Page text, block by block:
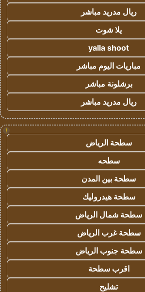
ريال مدريد مباشر
يلا شوت
yalla shoot
مباريات اليوم مباشر
برشلونة مباشر
ريال مدريد مباشر
!
سطحة الرياض
سطحه
سطحة بين المدن
سطحة هيدروليك
سطحة شمال الرياض
سطحة غرب الرياض
سطحة جنوب الرياض
اقرب سطحة
تشليح